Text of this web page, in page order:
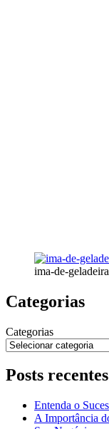
ima-de-geladeira
Categorias
Categorias
Posts recentes
Entenda o
A Importância